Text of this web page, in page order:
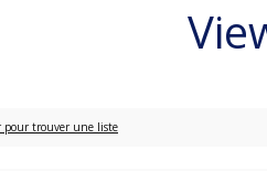
pour trouver une liste